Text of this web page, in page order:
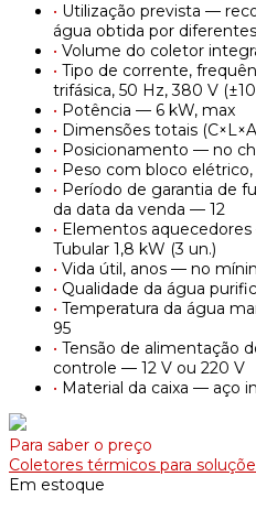
• Utilização prevista —
água obtida por
• Volume do coletor
• Tipo de corrente,
trifásica, 50 Hz, 380 V
• Potência — 6 kW, max
• Dimensões totais
• Posicionamento — no
• Peso com bloco
• Período de garantia de
da data da venda — 12
• Elementos
Tubular 1,8 kW (3 un.)
• Vida útil, anos — no
• Qualidade da água
• Temperatura da água
95
• Tensão de alimentação
controle — 12 V ou 220 V
• Material da caixa — aço
Para saber o preço
Coletores térmicos para
Em estoque